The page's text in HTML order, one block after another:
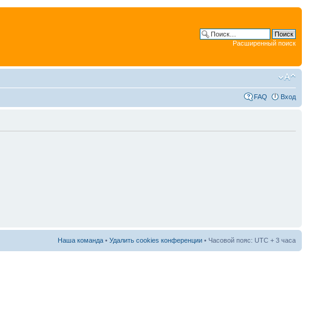
Расширенный поиск
FAQ Вход
Наша команда • Удалить cookies конференции • Часовой пояс: UTC + 3 часа